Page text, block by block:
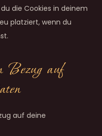
die Cookies in deinem
platziert, wenn du
Bezug auf
auf deine